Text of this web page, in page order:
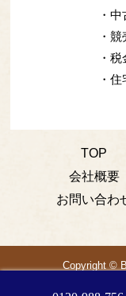
・
・
・
・
TOP
会社概要
お問い合わ
Copyright ©